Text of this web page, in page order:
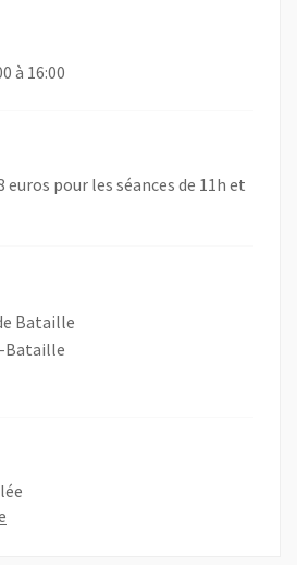
à 16:00
euros pour les séances de 11h et
Bataille
Bataille